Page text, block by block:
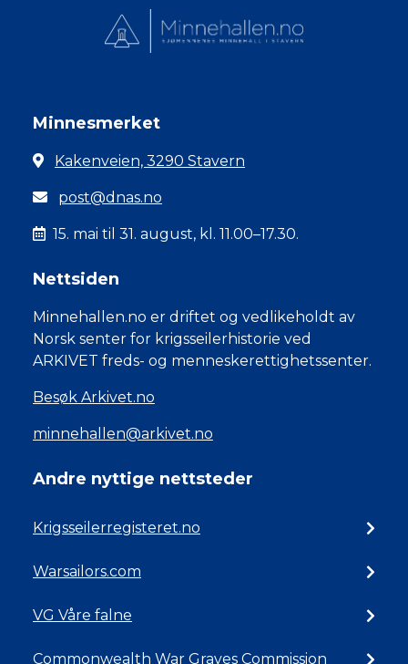
Minnesmerket
Kakenveien, 3290 Stavern
post@dnas.no
15. mai til 31. august, kl. 11.00–17.30.
Nettsiden
Minnehallen.no er driftet og vedlikeholdt av
Norsk senter for krigsseilerhistorie ved
ARKIVET freds- og menneskerettighetssenter.
Besøk Arkivet.no
minnehallen@arkivet.no
Andre nyttige nettsteder
Krigsseilerregisteret.no
Warsailors.com
VG Våre falne
Commonwealth War Graves Commission